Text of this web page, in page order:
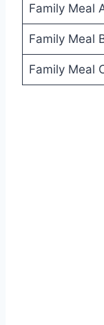
Family Meal
Family Meal
Family Meal